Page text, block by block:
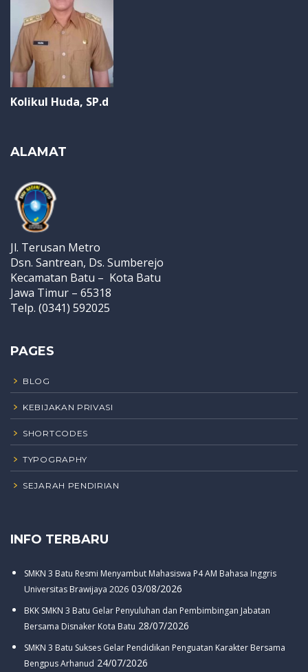
Kolikul Huda, SP.d
ALAMAT
Jl. Terusan Metro
Dsn. Santrean, Ds. Sumberejo
Kecamatan Batu – Kota Batu
Jawa Timur – 65318
Telp. (0341) 592025
PAGES
BLOG
KEBIJAKAN PRIVASI
SHORTCODES
TYPOGRAPHY
SEJARAH PENDIRIAN
INFO TERBARU
SMKN 3 Batu Resmi Menyambut Mahasiswa P4 AM Bahasa Inggris
Universitas Brawijaya 2026 03/08/2026
BKK SMKN 3 Batu Gelar Penyuluhan dan Pembimbingan Jabatan
Bersama Disnaker Kota Batu 28/07/2026
SMKN 3 Batu Sukses Gelar Pendidikan Penguatan Karakter Bersama
Bengpus Arhanud 24/07/2026